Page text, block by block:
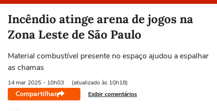
Incêndio atinge arena de jogos na
Zona Leste de São Paulo
Material combustível presente no espaço ajudou a espalhar
as chamas
14 mar 2025 - 10h03 (atualizado às 10h18)
Compartilhar Exibir comentários